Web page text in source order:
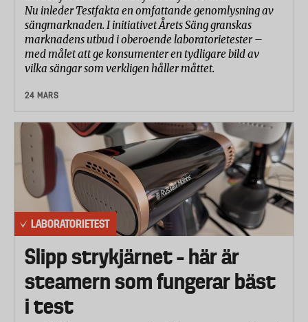
Nu inleder Testfakta en omfattande genomlysning av
sängmarknaden. I initiativet Årets Säng granskas
marknadens utbud i oberoende laboratorietester –
med målet att ge konsumenter en tydligare bild av
vilka sängar som verkligen håller måttet.
24 MARS
LABORATORIETEST
Slipp strykjärnet – här är
steamern som fungerar bäst
i test